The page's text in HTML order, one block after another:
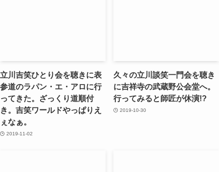
立川吉笑ひとり会を聴きに表
参道のラパン・エ・アロに行
ってきた。ざっくり道順付
き。吉笑ワールドやっぱりえ
ぇなぁ。
2019-11-02
久々の立川談笑一門会を聴き
に吉祥寺の武蔵野公会堂へ。
行ってみると師匠が休演!?
2019-10-30